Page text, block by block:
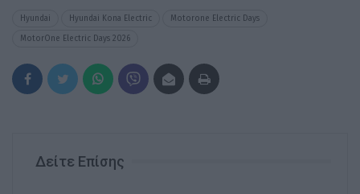
Hyundai Hyundai Kona Electric Motorone Electric Days
MotorOne Electric Days 2026
Δείτε Επίσης